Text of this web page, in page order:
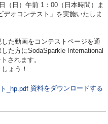
（日）午前 1：00（日本時間）ま
オコンテスト」を実施いたしま
た動画をコンテストページを通
た方にSodaSparkle International
されます。
ょう！
資料をダウンロードする